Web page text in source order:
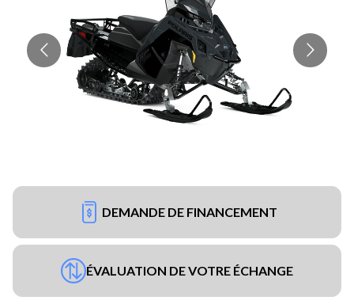
DEMANDE DE FINANCEMENT
ÉVALUATION DE VOTRE ÉCHANGE